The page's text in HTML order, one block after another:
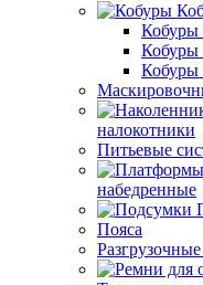
Кобуры
Кобуры
Кобуры
налокотники
Питьевые
набедренные
Пояса